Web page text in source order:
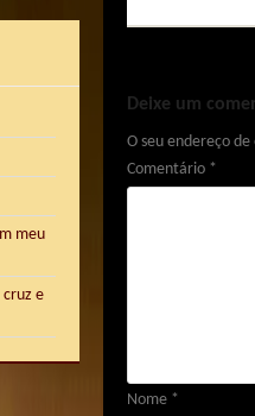
meu
cruz e
Deixe um
O seu endereço
Comentário *
Nome *